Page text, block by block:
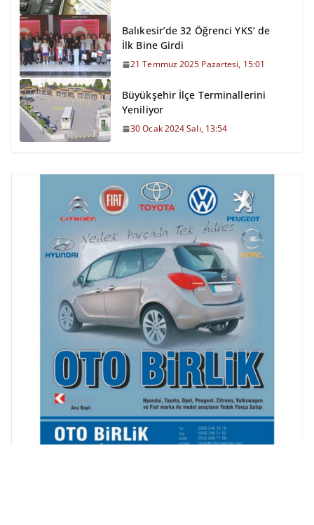
Balıkesir’de 32 Öğrenci YKS’ de
İlk Bine Girdi
21 Temmuz 2025 Pazartesi, 15:01
Büyükşehir İlçe Terminallerini
Yeniliyor
30 Ocak 2024 Salı, 13:54